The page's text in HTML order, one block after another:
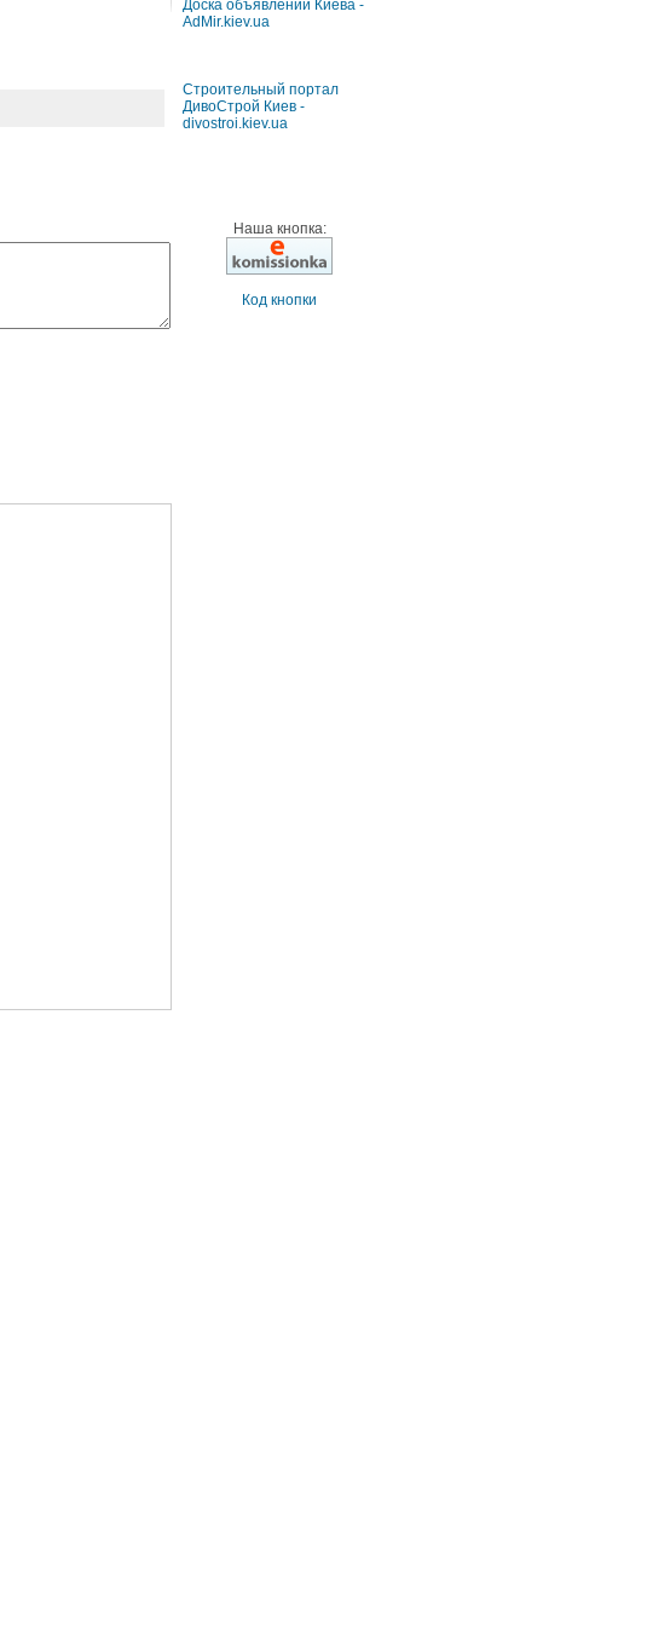
Доска объявлений Киева -
AdMir.kiev.ua
Строительный портал
ДивоСтрой Киев -
divostroi.kiev.ua
Наша кнопка:
Код кнопки